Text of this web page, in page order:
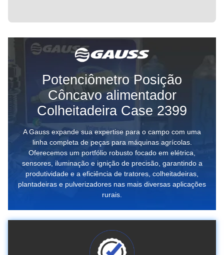
Potenciômetro Posição
Côncavo alimentador
Colheitadeira Case 2399
A Gauss expande sua expertise para o campo com uma
linha completa de peças para máquinas agrícolas.
Oferecemos um portfólio robusto focado em elétrica,
sensores, iluminação e ignição de precisão, garantindo a
produtividade e a eficiência de tratores, colheitadeiras,
plantadeiras e pulverizadores nas mais diversas aplicações
rurais.